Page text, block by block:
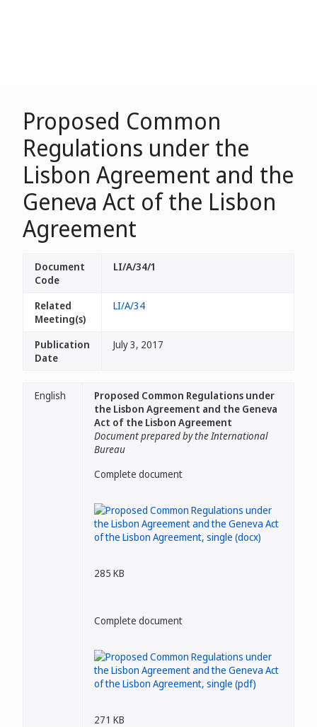
Proposed Common
Regulations under the
Lisbon Agreement and the
Geneva Act of the Lisbon
Agreement
Document
Code
LI/A/34/1
Related
Meeting(s)
LI/A/34
Publication
Date
July 3, 2017
English
Proposed Common Regulations under
the Lisbon Agreement and the Geneva
Act of the Lisbon Agreement
Document prepared by the International
Bureau
Complete document
285 KB
Complete document
271 KB